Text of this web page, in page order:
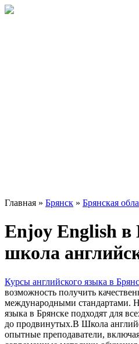
Главная » Брянск » Брянская
Enjoy English в
школа
Курсы английского языка в
возможность получить
международными стандартами.
языка в Брянске подходят для
до продвинутых.В Школа
опытные преподаватели,